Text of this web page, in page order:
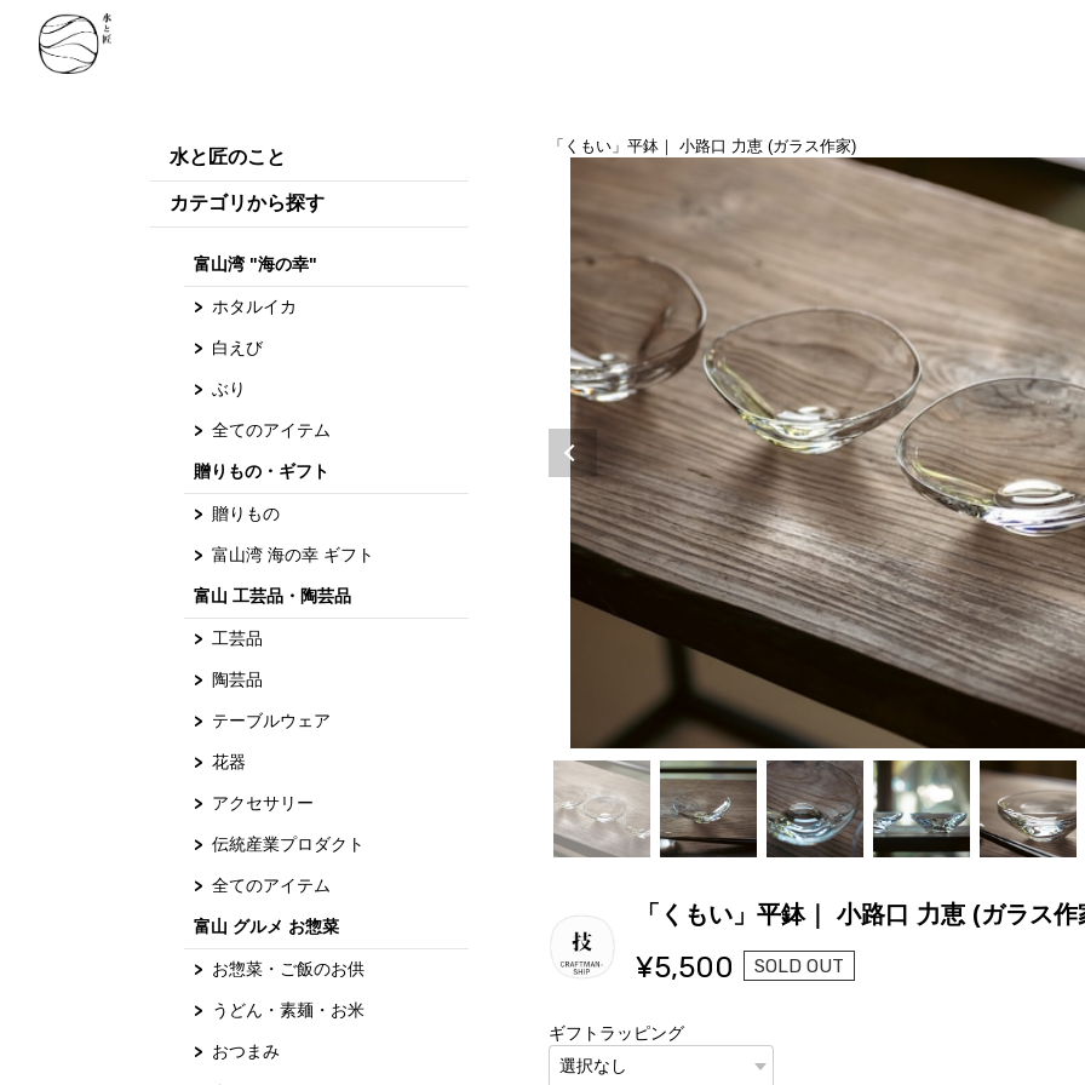
水と匠のこと
カテゴリから探す
富山湾 "海の幸"
ホタルイカ
白えび
ぶり
全てのアイテム
贈りもの・ギフト
贈りもの
富山湾 海の幸 ギフト
富山 工芸品・陶芸品
工芸品
陶芸品
テーブルウェア
花器
アクセサリー
伝統産業プロダクト
全てのアイテム
富山 グルメ お惣菜
お惣菜・ご飯のお供
うどん・素麺・お米
おつまみ
「くもい」平鉢｜ 小路口 力恵 (ガラス作家)
「くもい」平鉢｜ 小路口 力恵 (ガラス作
¥5,500 SOLD OUT
ギフトラッピング